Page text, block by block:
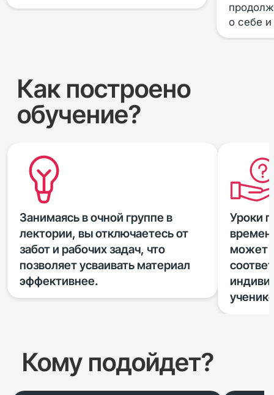
о себе
Как построено
обучение?
Занимаясь в очной группе в
лектории, вы отключаетесь от
забот и рабочих задач, что
позволяет усваивать материал
эффективнее.
Уроки
может
Кому подойдет?